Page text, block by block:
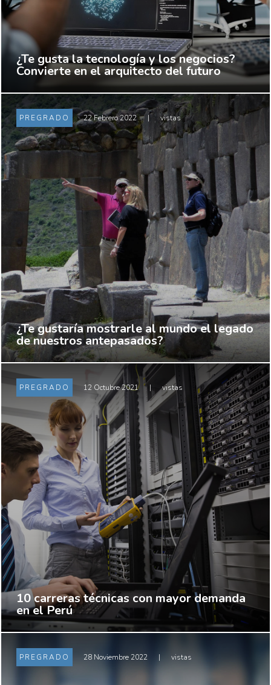
¿Te gusta la tecnología y los negocios?
Convierte en el arquitecto del futuro
PREGRADO 22 Febrero 2022 | vistas
¿Te gustaría mostrarle al mundo el legado
de nuestros antepasados?
PREGRADO 12 Octubre 2021 | vistas
10 carreras técnicas con mayor demanda
en el Perú
PREGRADO 28 Noviembre 2022 | vistas